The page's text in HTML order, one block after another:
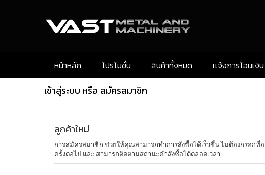
หน้าหลัก โปรโมชั่น สินค้าทั้งหมด เเจ้งการโอนเงิน
เข้าสู่ระบบ หรือ สมัครสมาชิก
ลูกค้าใหม่
การสมัครสมาชิก ช่วยให้คุณสามารถทำการสั่งซื้อได้เร็วขึ้น ไม่ต้องกรอกที่
ครั้งต่อไป และ สามารถติดตามสถานะคำสั่งซื้อได้ตลอดเวลา